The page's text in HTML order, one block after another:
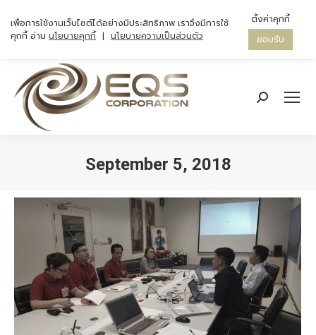
Search:
September 5, 2018
เพื่อการใช้งานเว็บไซต์ได้อย่างมีประสิทธิภาพ เราจึงมีการใช้
คุกกี้ อ่าน นโยบายคุกกี้ | นโยบายความเป็นส่วนตัว
ตั้งค่าคุกกี้
ยอมรับ